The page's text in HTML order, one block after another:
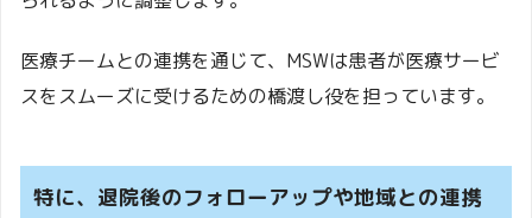
医療チームとの連携を通じて、MSWは患者が医療サービ
スをスムーズに受けるための橋渡し役を担っています。
特に、退院後のフォローアップや地域との連携